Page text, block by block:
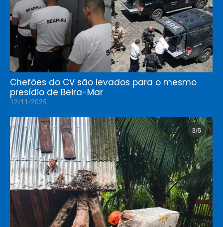
Chefões do CV são levados para o mesmo
presídio de Beira-Mar
12/11/2025